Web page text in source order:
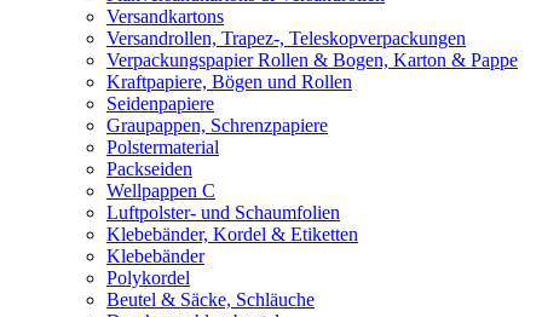
Versandkartons
Versandrollen, Trapez-, Teleskopverpackungen
Verpackungspapier Rollen & Bogen, Karton & Pappe
Kraftpapiere, Bögen und Rollen
Seidenpapiere
Graupappen, Schrenzpapiere
Polstermaterial
Packseiden
Wellpappen C
Luftpolster- und Schaumfolien
Klebebänder, Kordel & Etiketten
Klebebänder
Polykordel
Beutel & Säcke, Schläuche